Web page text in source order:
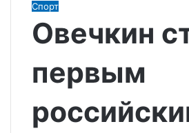
Спорт
Овечкин
первым